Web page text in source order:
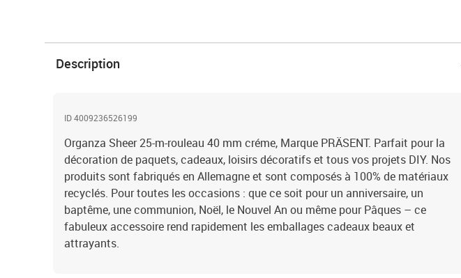
Description
ID 4009236526199
Organza Sheer 25-m-rouleau 40 mm créme, Marque PRÄSENT. Parfait pour la
décoration de paquets, cadeaux, loisirs décoratifs et tous vos projets DIY. Nos
produits sont fabriqués en Allemagne et sont composés à 100% de matériaux
recyclés. Pour toutes les occasions : que ce soit pour un anniversaire, un
baptême, une communion, Noël, le Nouvel An ou même pour Pâques – ce
fabuleux accessoire rend rapidement les emballages cadeaux beaux et
attrayants.